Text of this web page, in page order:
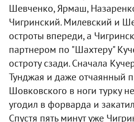
Шевченко, Ярмаш,
Чигринский. Милевский и
остроты впереди, а
партнером по "Шахтеру"
остроту сзади. Сначала
Тунджая и даже отчаянный
Шовковского в ноги турку
угодил в форварда и
Спустя пять минут уже